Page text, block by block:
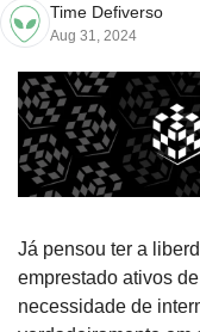
Time Defiverso
Aug 31, 2024
Já pensou ter a
emprestado ativos
necessidade de